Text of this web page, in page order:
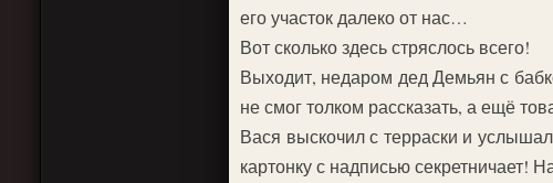
его участок далеко от нас…
Вот сколько здесь стряслось всего!
Выходит, недаром дед Демьян с
не смог толком рассказать, а ещё
Вася выскочил с терраски и
картонку с надписью секретничает!